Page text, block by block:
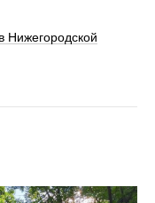
Нижегородской